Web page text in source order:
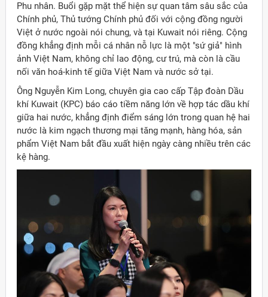
Phu nhân. Buổi gặp mặt thể hiện sự quan tâm sâu sắc của
Chính phủ, Thủ tướng Chính phủ đối với cộng đồng người
Việt ở nước ngoài nói chung, và tại Kuwait nói riêng. Cộng
đồng khẳng định mỗi cá nhân nỗ lực là một "sứ giả" hình
ảnh Việt Nam, không chỉ lao động, cư trú, mà còn là cầu
nối văn hoá-kinh tế giữa Việt Nam và nước sở tại.
Ông Nguyễn Kim Long, chuyên gia cao cấp Tập đoàn Dầu
khí Kuwait (KPC) báo cáo tiềm năng lớn về hợp tác dầu khí
giữa hai nước, khẳng định điểm sáng lớn trong quan hệ hai
nước là kim ngạch thương mại tăng mạnh, hàng hóa, sản
phẩm Việt Nam bắt đầu xuất hiện ngày càng nhiều trên các
kệ hàng.